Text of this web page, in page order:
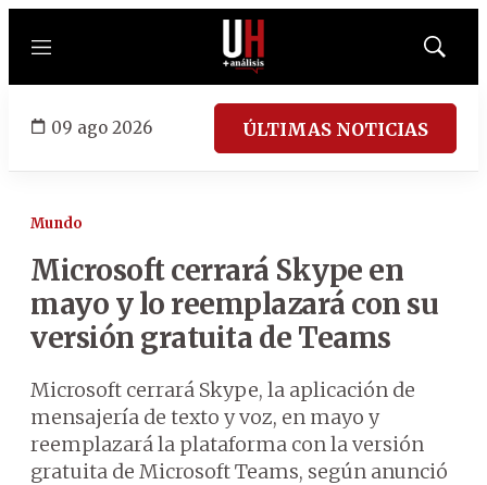
Menú
Mostrar
09 ago 2026 ÚLTIMAS NOTICIAS
Mundo
Microsoft cerrará Skype en
mayo y lo reemplazará con su
versión gratuita de Teams
Microsoft cerrará Skype, la aplicación de
mensajería de texto y voz, en mayo y
reemplazará la plataforma con la versión
gratuita de Microsoft Teams, según anunció